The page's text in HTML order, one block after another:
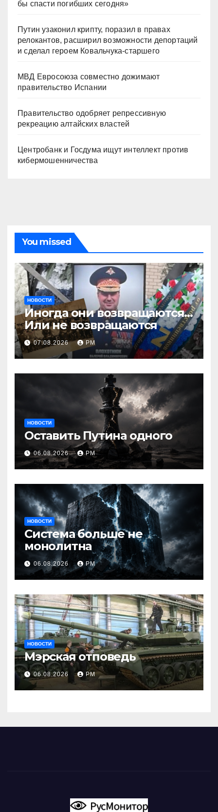
бы спасти погибших сегодня»
Путин узаконил крипту, поразил в правах
релокантов, расширил возможности депортаций
и сделал героем Ковальчука-старшего
МВД Евросоюза совместно дожимают
правительство Испании
Правительство одобряет репрессивную
рекреацию алтайских властей
Центробанк и Госдума ищут интеллект против
кибермошенничества
You missed
НОВОСТИ
Иногда они возвращаются…
Или не возвращаются
07.08.2026 РМ
НОВОСТИ
Оставить Путина одного
06.08.2026 РМ
НОВОСТИ
Система больше не
монолитна
06.08.2026 РМ
НОВОСТИ
Мэрская отповедь
06.08.2026 РМ